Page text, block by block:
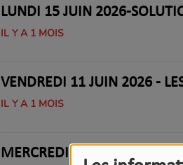
LUNDI 15 JUIN 2026-
IL Y A 1 MOIS
VENDREDI 11 JUIN 2026 -
IL Y A 1 MOIS
MERCREDI 10 JUIN 2026-